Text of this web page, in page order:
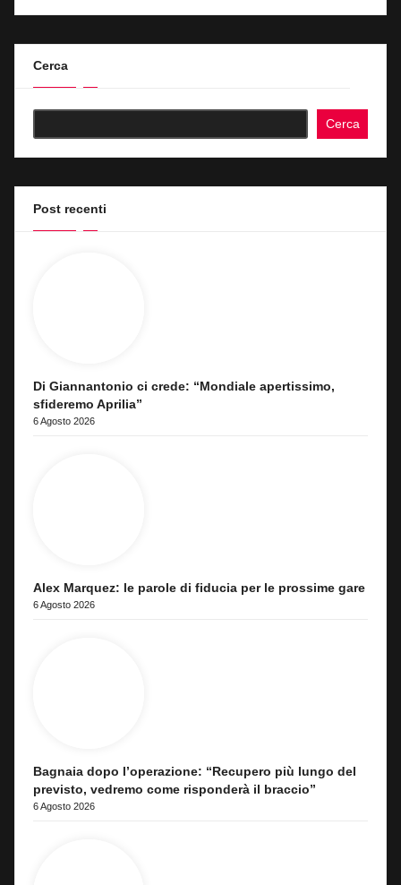
Cerca
Cerca
Post recenti
Di Giannantonio ci crede: “Mondiale apertissimo,
sfideremo Aprilia”
6 Agosto 2026
Alex Marquez: le parole di fiducia per le prossime gare
6 Agosto 2026
Bagnaia dopo l’operazione: “Recupero più lungo del
previsto, vedremo come risponderà il braccio”
6 Agosto 2026